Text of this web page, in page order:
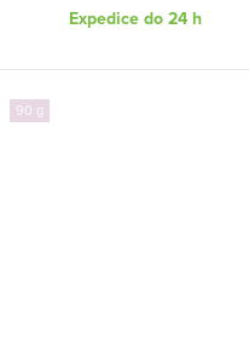
Expedice do 24 h
90 g